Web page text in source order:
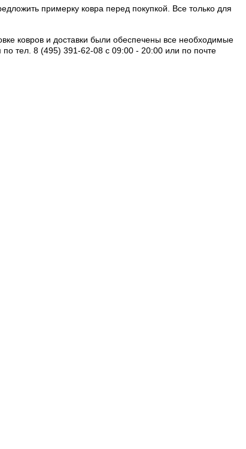
примерку ковра перед покупкой. Все только для
ковров и доставки были обеспечены все необходимые
тел. 8 (495) 391-62-08 c 09:00 - 20:00 или по почте